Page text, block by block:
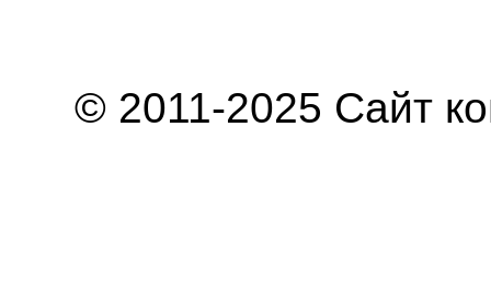
© 2011-2025 Сайт